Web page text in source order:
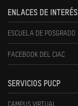
ENLACES DE INTERÉS
ESCUELA DE POSGRADO
FACEBOOK DEL CIAC
SERVICIOS PUCP
CAMPUS VIRTUAL